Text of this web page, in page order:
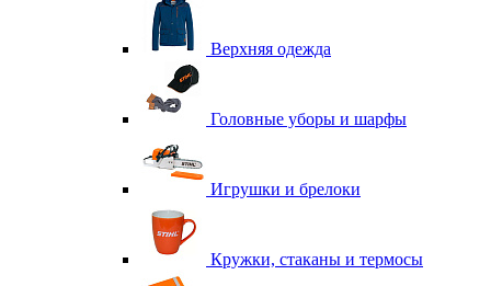
Верхняя одежда
Головные уборы и шарфы
Игрушки и брелоки
Кружки, стаканы и термосы